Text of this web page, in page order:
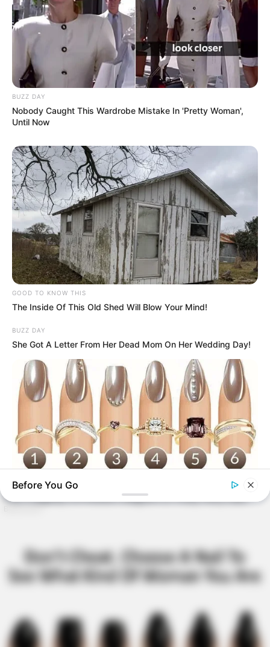
BUZZ DAY
Nobody Caught This Wardrobe Mistake In 'Pretty Woman',
Until Now
GOOD TO KNOW THIS
The Inside Of This Old Shed Will Blow Your Mind!
BUZZ DAY
She Got A Letter From Her Dead Mom On Her Wedding Day!
BUZZ DAY
Before You Go